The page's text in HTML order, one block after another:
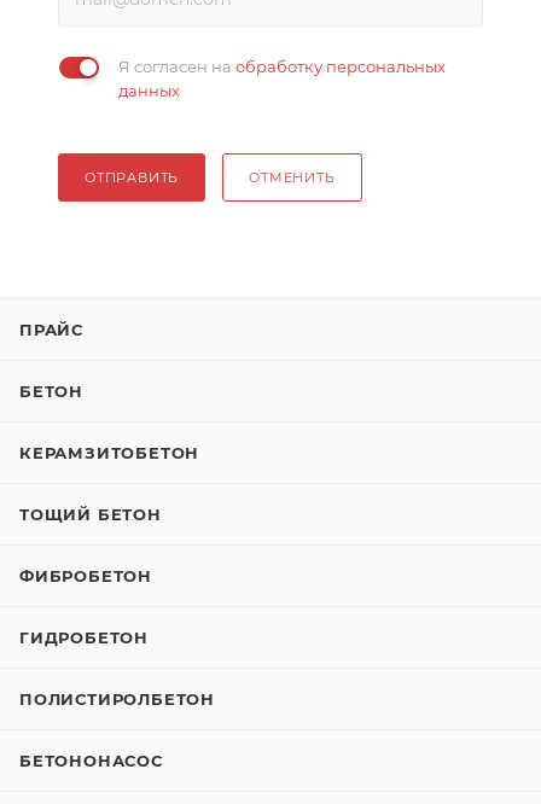
Я согласен на обработку персональных
данных
ОТПРАВИТЬ ОТМЕНИТЬ
ПРАЙС
БЕТОН
КЕРАМЗИТОБЕТОН
ТОЩИЙ БЕТОН
ФИБРОБЕТОН
ГИДРОБЕТОН
ПОЛИСТИРОЛБЕТОН
БЕТОНОНАСОС